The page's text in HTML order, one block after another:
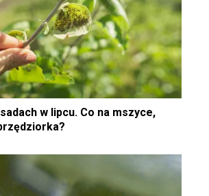
w lipcu. Co na mszyce,